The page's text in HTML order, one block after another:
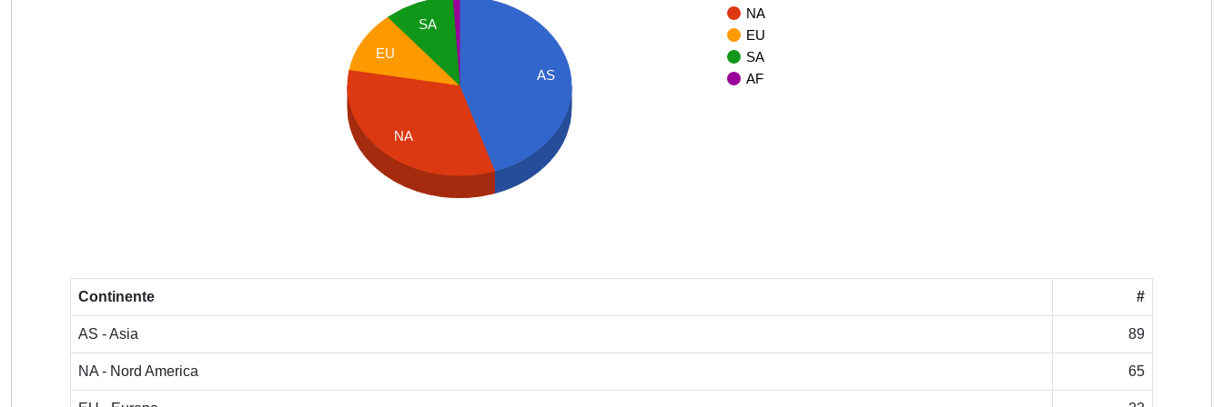
NA
EU
SA
AF
AS
SA
EU
NA
Continente #
AS - Asia 89
NA - Nord America 65